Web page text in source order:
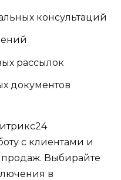
консультаций
рассылок
документов
с клиентами и
Выбирайте
в